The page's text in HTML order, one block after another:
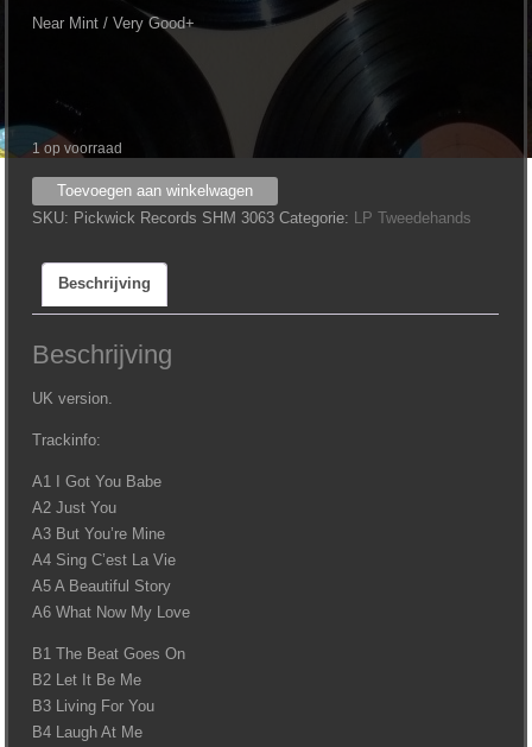
Near Mint / Very Good+
1 op voorraad
Sonny
&
Very
Best
aantal
Toevoegen aan winkelwagen
SKU: Pickwick Records SHM 3063 Categorie: LP Tweedehands
Beschrijving
Beschrijving
UK version.
Trackinfo:
A1 I Got You Babe
A2 Just You
A3 But You’re Mine
A4 Sing C’est La Vie
A5 A Beautiful Story
A6 What Now My Love
B1 The Beat Goes On
B2 Let It Be Me
B3 Living For You
B4 Laugh At Me